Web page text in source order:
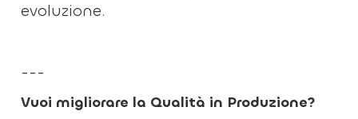
evoluzione.
---
Vuoi migliorare la Qualità in Produzione?